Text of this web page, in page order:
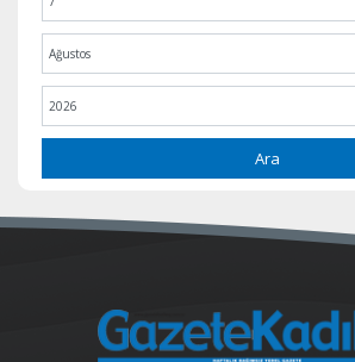
Ara